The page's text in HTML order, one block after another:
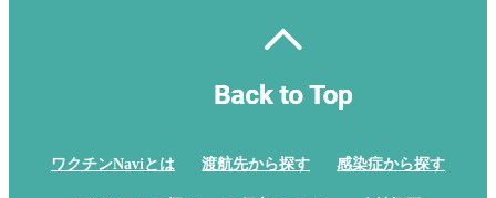
ワクチンNaviとは 渡航先から探す 感染症から探す